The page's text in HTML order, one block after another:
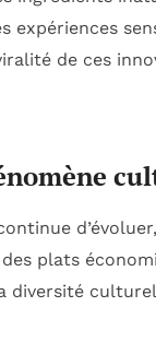
de ces
plats
diversité